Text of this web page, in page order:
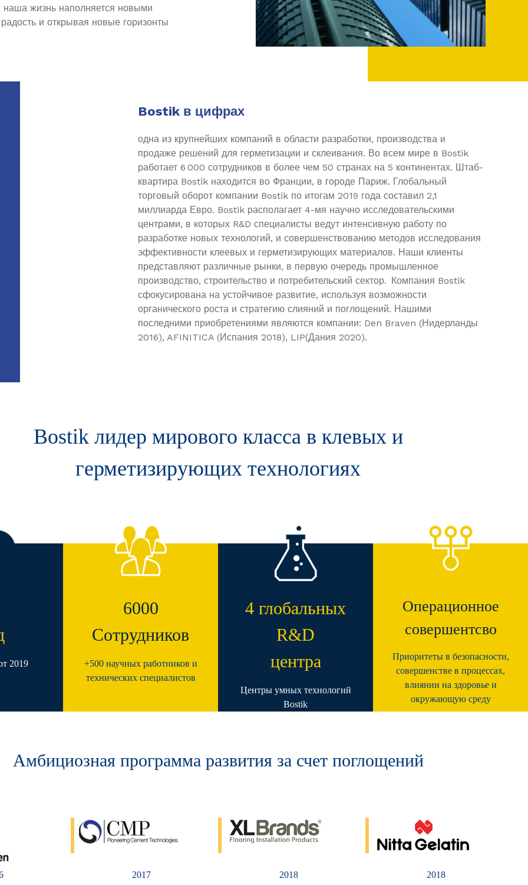
наша жизнь наполняется новыми
и открывая новые горизонты
Bostik в цифрах
одна из крупнейших компаний в области разработки, производства и
продаже решений для герметизации и склеивания. Во всем мире в Bostik
работает 6 000 сотрудников в более чем 50 странах на 5 континентах. Штаб-
квартира Bostik находится во Франции, в городе Париж. Глобальный
торговый оборот компании Bostik по итогам 2019 года составил 2,1
миллиарда Евро. Bostik располагает 4-мя научно исследовательскими
центрами, в которых R&D специалисты ведут интенсивную работу по
разработке новых технологий, и совершенствованию методов исследования
эффективности клеевых и герметизирующих материалов. Наши клиенты
представляют различные рынки, в первую очередь промышленное
производство, строительство и потребительский сектор. Компания Bostik
сфокусирована на устойчивое развитие, используя возможности
органического роста и стратегию слияний и поглощений. Нашими
последними приобретениями являются компании: Den Braven (Нидерланды
2016), AFINITICA (Испания 2018), LIP(Дания 2020).
Bostik лидер мирового класса в клевых и
герметизирующих технологиях
2019
6000
Сотрудников
+500 научных работников и
технических специалистов
4 глобальных
R&D
центра
Центры умных технологий
Bostik
Операционное
совершентсво
Приоритеты в безопасности,
совершенстве в процессах,
влиянии на здоровье и
окружающую среду
Амбициозная программа развития за счет поглощений
2017 2018 2018